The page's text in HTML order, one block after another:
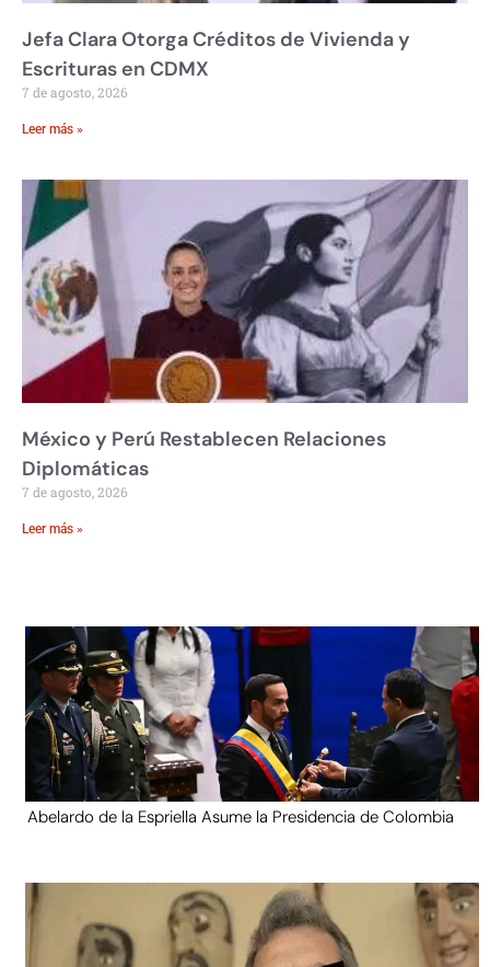
Jefa Clara Otorga Créditos de Vivienda y
Escrituras en CDMX
7 de agosto, 2026
Leer más »
México y Perú Restablecen Relaciones
Diplomáticas
7 de agosto, 2026
Leer más »
Abelardo de la Espriella Asume la Presidencia de Colombia